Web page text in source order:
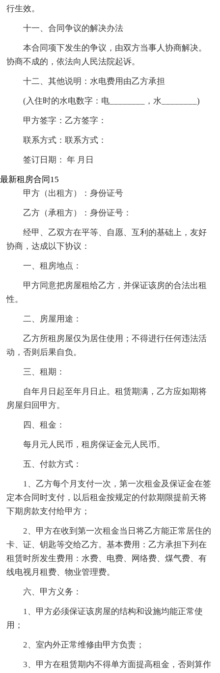
行生效。
十一、合同争议的解决办法
本合同项下发生的争议，由双方当事人协商解决。
协商不成的，依法向人民法院起诉。
十二、其他说明：水电费用由乙方承担
(入住时的水电数字：电________，水________)
甲方签字：乙方签字：
联系方式：联系方式：
签订日期： 年 月日
最新租房合同15
甲方（出租方）：身份证号
乙方（承租方）：身份证号：
经甲、乙双方在平等、自愿、互利的基础上，友好
协商，达成以下协议：
一、租房地点：
甲方同意把房屋租给乙方，并保证该房的合法出租
性。
二、房屋用途：
乙方所租房屋仅为居住使用；不得进行任何违法活
动，否则后果自负。
三、租期：
自年月日起至年月日止。租赁期满，乙方应如期将
房屋归回甲方。
四、租金：
每月元人民币，租房保证金元人民币。
五、付款方式：
1、乙方每个月支付一次，第一次租金及保证金在签
定本合同时支付，以后租金按规定的付款期限提前天将
下期房款支付给甲方；
2、甲方在收到第一次租金当日将乙方能正常居住的
卡、证、钥匙等交给乙方。基本费用：乙方承担下列在
租赁时所发生费用：水费、电费、网络费、煤气费、有
线电视月租费、物业管理费。
六、甲方义务：
1、甲方必须保证该房屋的结构和设施均能正常使
用；
2、室内外正常维修由甲方负责；
3、甲方在租赁期内不得单方面提高租金，否则算作